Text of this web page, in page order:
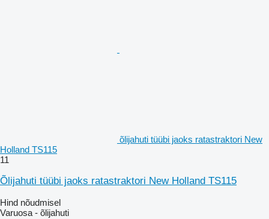
õlijahuti tüübi jaoks ratastraktori New
Holland TS115
11
Õlijahuti tüübi jaoks ratastraktori New Holland TS115
Hind nõudmisel
Varuosa - õlijahuti